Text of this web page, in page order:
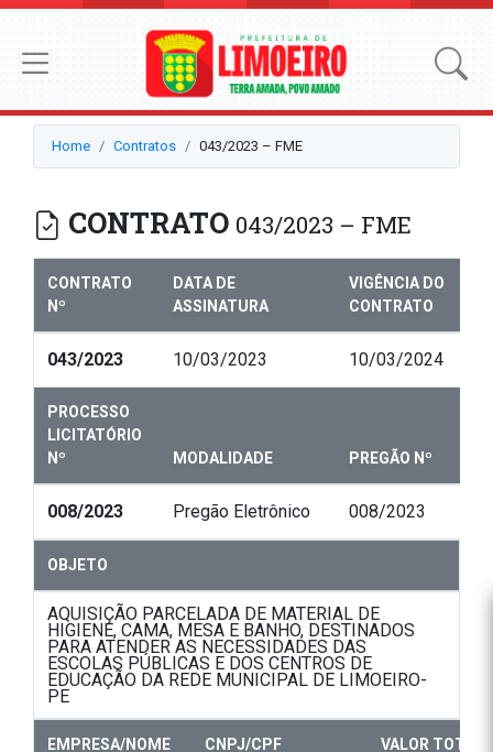
Home Contratos 043/2023 – FME
CONTRATO 043/2023 – FME
CONTRATO
Nº
DATA DE
ASSINATURA
VIGÊNCIA DO
CONTRATO
043/2023 10/03/2023 10/03/2024
PROCESSO
LICITATÓRIO
Nº
MODALIDADE PREGÃO Nº
008/2023 Pregão Eletrônico 008/2023
OBJETO
AQUISIÇÃO PARCELADA DE MATERIAL DE
HIGIENE, CAMA, MESA E BANHO, DESTINADOS
PARA ATENDER AS NECESSIDADES DAS
ESCOLAS PÚBLICAS E DOS CENTROS DE
EDUCAÇÃO DA REDE MUNICIPAL DE LIMOEIRO-
PE
EMPRESA/NOME CNPJ/CPF VALOR TOTAL